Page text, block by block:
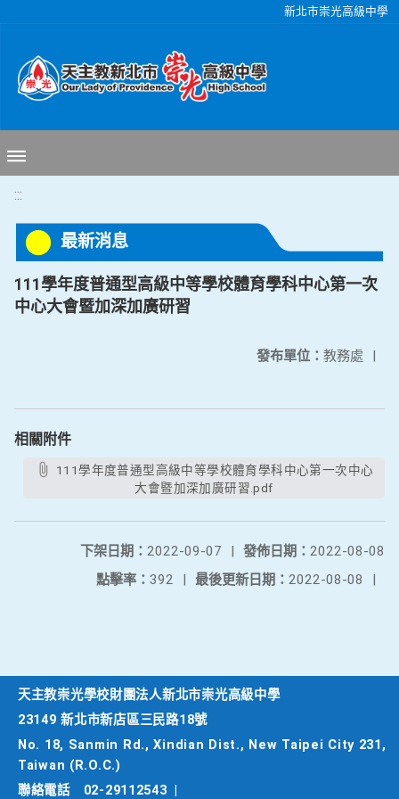
新北市崇光高級中學
:::
最新消息
111學年度普通型高級中等學校體育學科中心第一次
中心大會暨加深加廣研習
發布單位： 教務處 |
相關附件
大會暨加深加廣研習.pdf
發佈日期： 2022-08-08
下架日期： 2022-09-07
|
最後更新日期： 2022-08-08 |
點擊率： 392 |
天主教崇光學校財團法人新北市崇光高級中學
23149 新北市新店區三民路18號
No. 18, Sanmin Rd., Xindian Dist., New Taipei City 231,
Taiwan (R.O.C.)
聯絡電話
02-29112543